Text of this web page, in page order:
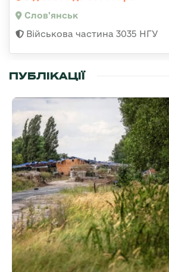
Слов'янськ
Військова частина 3035 НГУ
ПУБЛІКАЦІЇ